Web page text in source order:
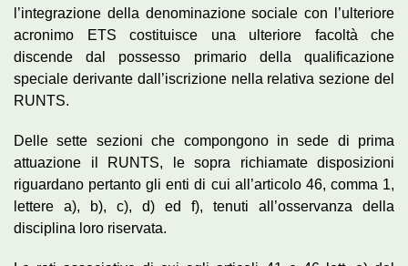
l’integrazione della denominazione sociale con l’ulteriore
acronimo ETS costituisce una ulteriore facoltà che
discende dal possesso primario della qualificazione
speciale derivante dall’iscrizione nella relativa sezione del
RUNTS.
Delle sette sezioni che compongono in sede di prima
attuazione il RUNTS, le sopra richiamate disposizioni
riguardano pertanto gli enti di cui all’articolo 46, comma 1,
lettere a), b), c), d) ed f), tenuti all’osservanza della
disciplina loro riservata.